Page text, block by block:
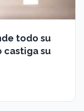
todo su
castiga su